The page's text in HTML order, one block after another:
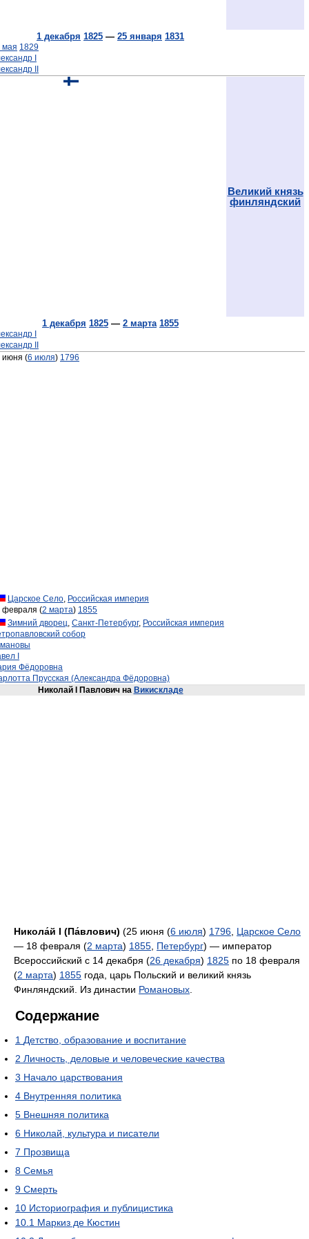
1 декабря 1825 — 25 января 1831
мая 1829
I
II
Великий князь
финляндский
1 декабря 1825 — 2 марта 1855
I
II
июня (6 июля) 1796
Царское Село, Российская империя
февраля (2 марта) 1855
Зимний дворец, Санкт-Петербург, Российская империя
собор
I
Фёдоровна
Прусская (Александра Фёдоровна)
Николай I Павловична Викискладе
Никола́й I (Па́влович) (25 июня (6 июля) 1796 Царское Село
— 18 февраля (2 марта) 1855 Петербург) — император
Всероссийский с 14 декабря (26 декабря) 1825 по 18 февраля
(2 марта) 1855 года, царь Польский и великий князь
Финляндский. Из династии Романовых
Содержание
1 Детство, образование и воспитание
2 Личность, деловые и человеческие качества
3 Начало царствования
4 Внутренняя политика
5 Внешняя политика
6 Николай, культура и писатели
7 Прозвища
8 Семья
9 Смерть
10 Историография и публицистика
10.1 Маркиз де Кюстин